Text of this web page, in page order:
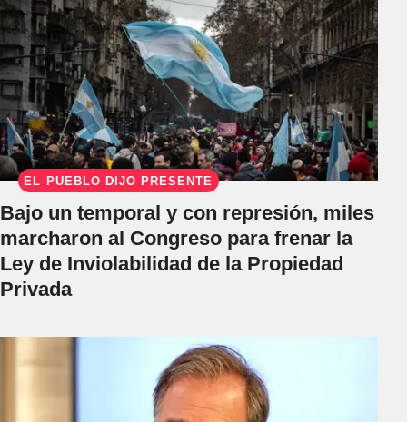
EL PUEBLO DIJO PRESENTE
Bajo un temporal y con represión, miles
marcharon al Congreso para frenar la
Ley de Inviolabilidad de la Propiedad
Privada